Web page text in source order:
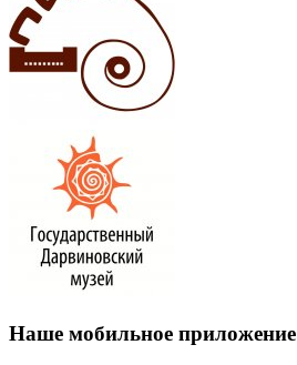
Наше мобильное приложение